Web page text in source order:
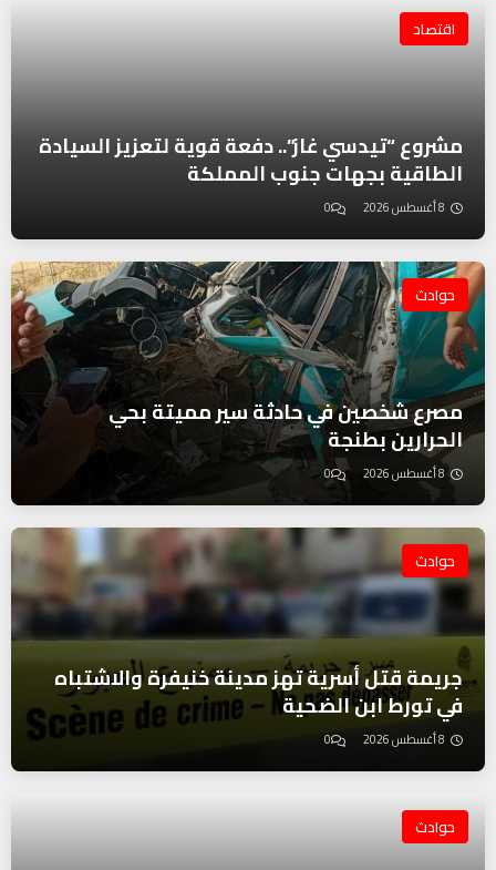
اقتصاد
مشروع “تيدسي غاز”.. دفعة قوية لتعزيز السيادة
الطاقية بجهات جنوب المملكة
8 أغسطس 2026 0
حوادث
مصرع شخصين في حادثة سير مميتة بحي
الحرارين بطنجة
8 أغسطس 2026 0
حوادث
جريمة قتل أسرية تهز مدينة خنيفرة والاشتباه
في تورط ابن الضحية
8 أغسطس 2026 0
حوادث